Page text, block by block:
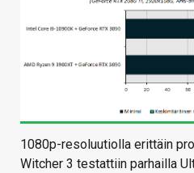
1080p-resoluutiolla erittäin
Witcher 3 testattiin parhailla